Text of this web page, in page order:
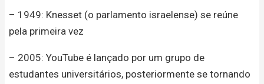
– 1949: Knesset (o parlamento israelense) se reúne
pela primeira vez
– 2005: YouTube é lançado por um grupo de
estudantes universitários, posteriormente se tornando